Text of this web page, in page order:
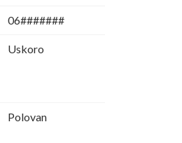
06#######
Uskoro
Polovan